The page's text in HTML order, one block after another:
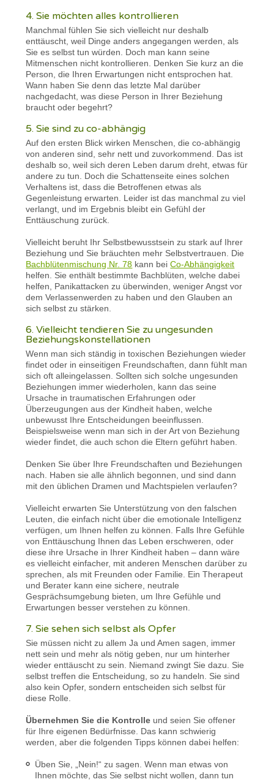
4. Sie möchten alles kontrollieren
Manchmal fühlen Sie sich vielleicht nur deshalb
enttäuscht, weil Dinge anders angegangen werden, als
Sie es selbst tun würden. Doch man kann seine
Mitmenschen nicht kontrollieren. Denken Sie kurz an die
Person, die Ihren Erwartungen nicht entsprochen hat.
Wann haben Sie denn das letzte Mal darüber
nachgedacht, was diese Person in Ihrer Beziehung
braucht oder begehrt?
5. Sie sind zu co-abhängig
Auf den ersten Blick wirken Menschen, die co-abhängig
von anderen sind, sehr nett und zuvorkommend. Das ist
deshalb so, weil sich deren Leben darum dreht, etwas für
andere zu tun. Doch die Schattenseite eines solchen
Verhaltens ist, dass die Betroffenen etwas als
Gegenleistung erwarten. Leider ist das manchmal zu viel
verlangt, und im Ergebnis bleibt ein Gefühl der
Enttäuschung zurück.
Vielleicht beruht Ihr Selbstbewusstsein zu stark auf Ihrer
Beziehung und Sie bräuchten mehr Selbstvertrauen. Die
Bachblütenmischung Nr. 78 kann beiCo-Abhängigkeit
helfen. Sie enthält bestimmte Bachblüten, welche dabei
helfen, Panikattacken zu überwinden, weniger Angst vor
dem Verlassenwerden zu haben und den Glauben an
sich selbst zu stärken.
6. Vielleicht tendieren Sie zu ungesunden
Beziehungskonstellationen
Wenn man sich ständig in toxischen Beziehungen wieder
findet oder in einseitigen Freundschaften, dann fühlt man
sich oft alleingelassen. Sollten sich solche ungesunden
Beziehungen immer wiederholen, kann das seine
Ursache in traumatischen Erfahrungen oder
Überzeugungen aus der Kindheit haben, welche
unbewusst Ihre Entscheidungen beeinflussen.
Beispielsweise wenn man sich in der Art von Beziehung
wieder findet, die auch schon die Eltern geführt haben.
Denken Sie über Ihre Freundschaften und Beziehungen
nach. Haben sie alle ähnlich begonnen, und sind dann
mit den üblichen Dramen und Machtspielen verlaufen?
Vielleicht erwarten Sie Unterstützung von den falschen
Leuten, die einfach nicht über die emotionale Intelligenz
verfügen, um Ihnen helfen zu können. Falls Ihre Gefühle
von Enttäuschung Ihnen das Leben erschweren, oder
diese ihre Ursache in Ihrer Kindheit haben – dann wäre
es vielleicht einfacher, mit anderen Menschen darüber zu
sprechen, als mit Freunden oder Familie. Ein Therapeut
und Berater kann eine sichere, neutrale
Gesprächsumgebung bieten, um Ihre Gefühle und
Erwartungen besser verstehen zu können.
7. Sie sehen sich selbst als Opfer
Sie müssen nicht zu allem Ja und Amen sagen, immer
nett sein und mehr als nötig geben, nur um hinterher
wieder enttäuscht zu sein. Niemand zwingt Sie dazu. Sie
selbst treffen die Entscheidung, so zu handeln. Sie sind
also kein Opfer, sondern entscheiden sich selbst für
diese Rolle.
Übernehmen Sie die Kontrolle und seien Sie offener
für Ihre eigenen Bedürfnisse. Das kann schwierig
werden, aber die folgenden Tipps können dabei helfen:
Üben Sie, „Nein!“ zu sagen. Wenn man etwas von
Ihnen möchte, das Sie selbst nicht wollen, dann tun